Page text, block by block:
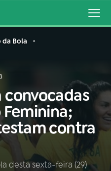
da Bola
convocadas
contra
desta sexta-feira (29)